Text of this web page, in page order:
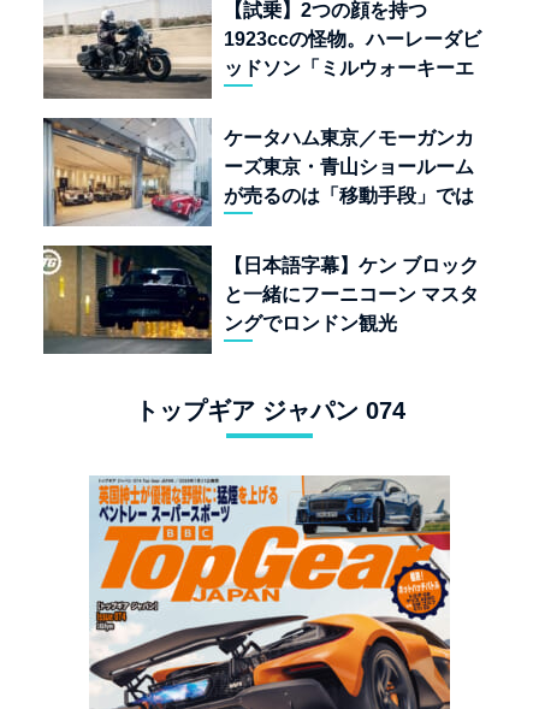
【試乗】2つの顔を持つ
1923ccの怪物。ハーレーダビ
ッドソン「ミルウォーキーエ
ケータハム東京／モーガンカ
ーズ東京・青山ショールーム
が売るのは「移動手段」では
【日本語字幕】ケン ブロック
と一緒にフーニコーン マスタ
ングでロンドン観光
トップギア ジャパン 074